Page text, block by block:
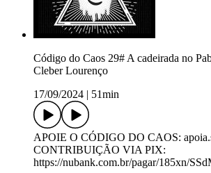
Código do Caos 29# A cadeirada no
Cleber Lourenço
17/09/2024
51min
APOIE O CÓDIGO DO CAOS:
CONTRIBUIÇÃO VIA PIX:
https://nubank.com.br/pagar/185xn/